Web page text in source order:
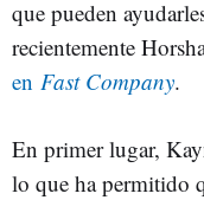
que pueden
recientemente
en Fast Company.
En primer lugar,
lo que ha permitido